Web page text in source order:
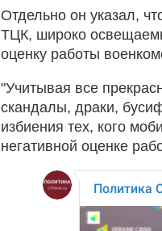
Отдельно он указал,
ТЦК, широко
оценку работы
"Учитывая все
скандалы, драки,
избиения тех, кого
негативной оценке